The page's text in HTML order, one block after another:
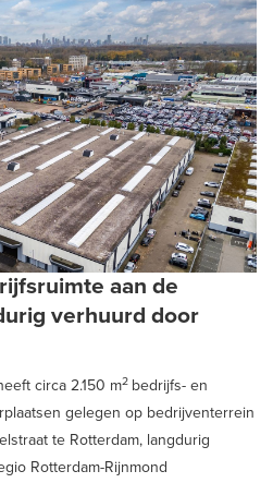
aan de
verhuurd door
circa 2.150 m2 bedrijfs- en
gelegen op bedrijventerrein
te Rotterdam, langdurig
Rotterdam-Rijnmond